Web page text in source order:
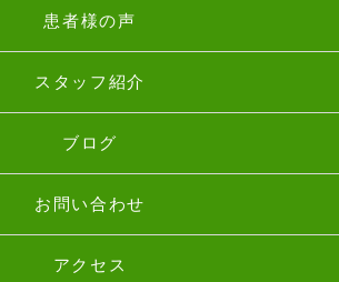
患者様の声
スタッフ紹介
ブログ
お問い合わせ
アクセス